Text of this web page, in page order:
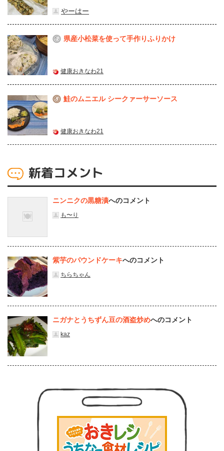
やーはー
2 県産⼩松菜を使って⼿作りふりかけ
健康おきなわ21
3 鮭のムニエル シークァーサーソース
健康おきなわ21
新着コメント
ニンニクの黒糖漬へのコメント
も〜り
紫芋のパウンドケーキへのコメント
ちらちゃん
ニガナとうちずん豆の酒盗炒めへのコメント
kaz